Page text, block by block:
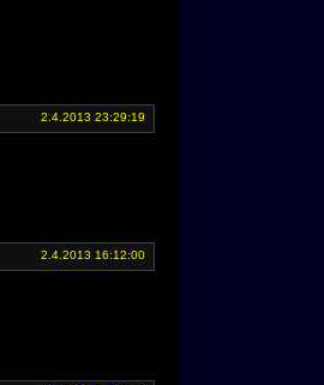
2.4.2013 23:29:19
2.4.2013 16:12:00